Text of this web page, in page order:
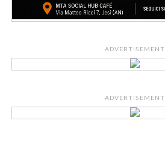
ADVERTISEMENT
ADVERTISEMENT